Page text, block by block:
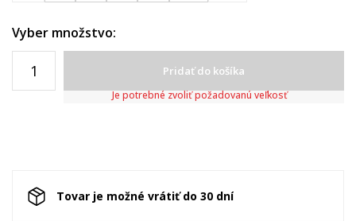
Vyber množstvo:
Pridať do košíka
Je potrebné zvoliť požadovanú veľkosť
Tovar je možné vrátiť do 30 dní